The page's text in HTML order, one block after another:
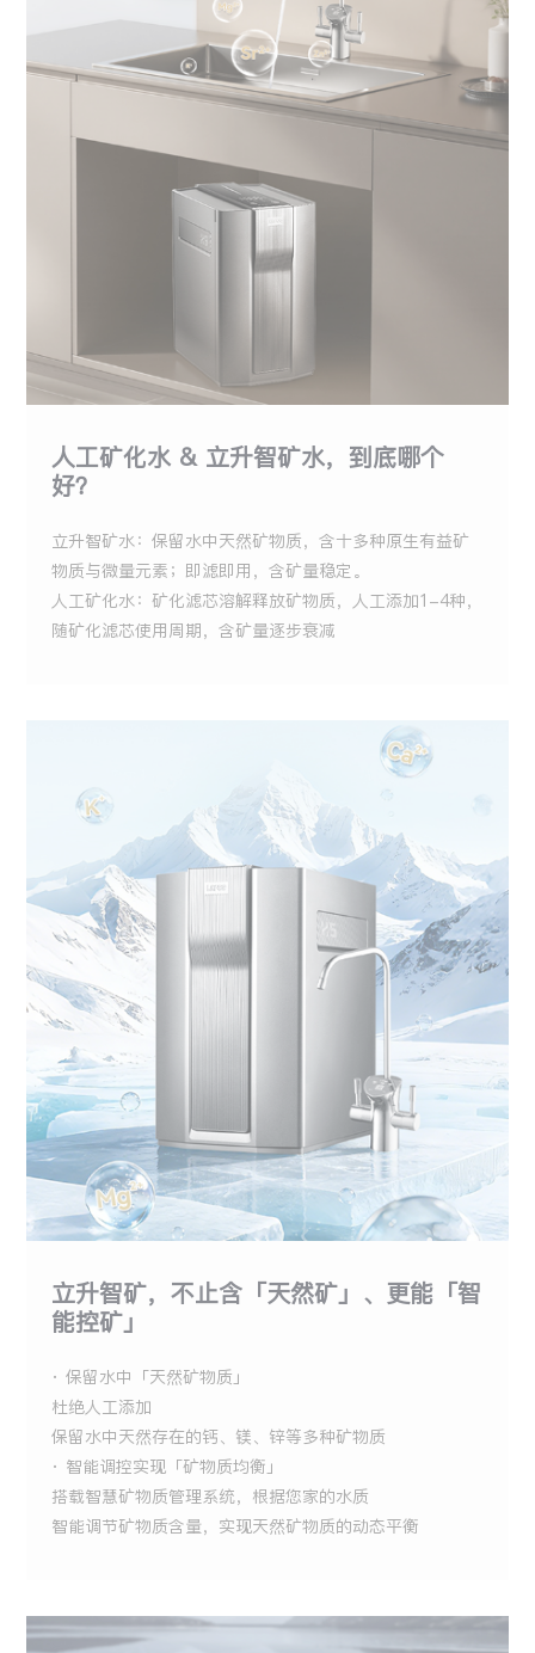
人工矿化水 & 立升智矿水，到底哪个
好？
立升智矿水：保留水中天然矿物质，含十多种原生有益矿
物质与微量元素；即滤即用，含矿量稳定。
人工矿化水：矿化滤芯溶解释放矿物质，人工添加1-4种，
随矿化滤芯使用周期，含矿量逐步衰减
立升智矿，不止含「天然矿」、更能「智
能控矿」
· 保留水中「天然矿物质」
杜绝人工添加
保留水中天然存在的钙、镁、锌等多种矿物质
· 智能调控实现「矿物质均衡」
搭载智慧矿物质管理系统，根据您家的水质
智能调节矿物质含量，实现天然矿物质的动态平衡